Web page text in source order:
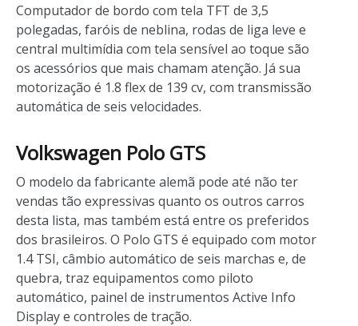
Computador de bordo com tela TFT de 3,5
polegadas, faróis de neblina, rodas de liga leve e
central multimídia com tela sensível ao toque são
os acessórios que mais chamam atenção. Já sua
motorização é 1.8 flex de 139 cv, com transmissão
automática de seis velocidades.
Volkswagen Polo GTS
O modelo da fabricante alemã pode até não ter
vendas tão expressivas quanto os outros carros
desta lista, mas também está entre os preferidos
dos brasileiros. O Polo GTS é equipado com motor
1.4 TSI, câmbio automático de seis marchas e, de
quebra, traz equipamentos como piloto
automático, painel de instrumentos Active Info
Display e controles de tração.